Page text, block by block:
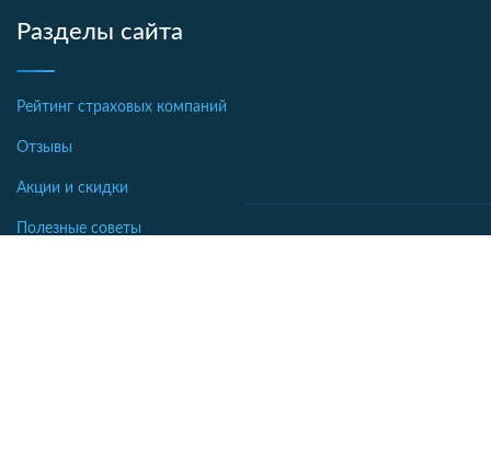
Разделы сайта
Рейтинг страховых компаний
Отзывы
Акции и скидки
Полезные советы